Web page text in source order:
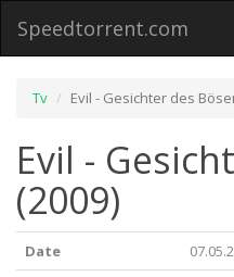
Speedtorrent.com
Tv Evil - Gesichter des
Evil -
(2009)
Date